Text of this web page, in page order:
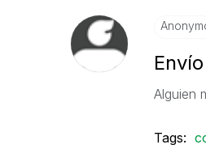
Alguien
Tags: